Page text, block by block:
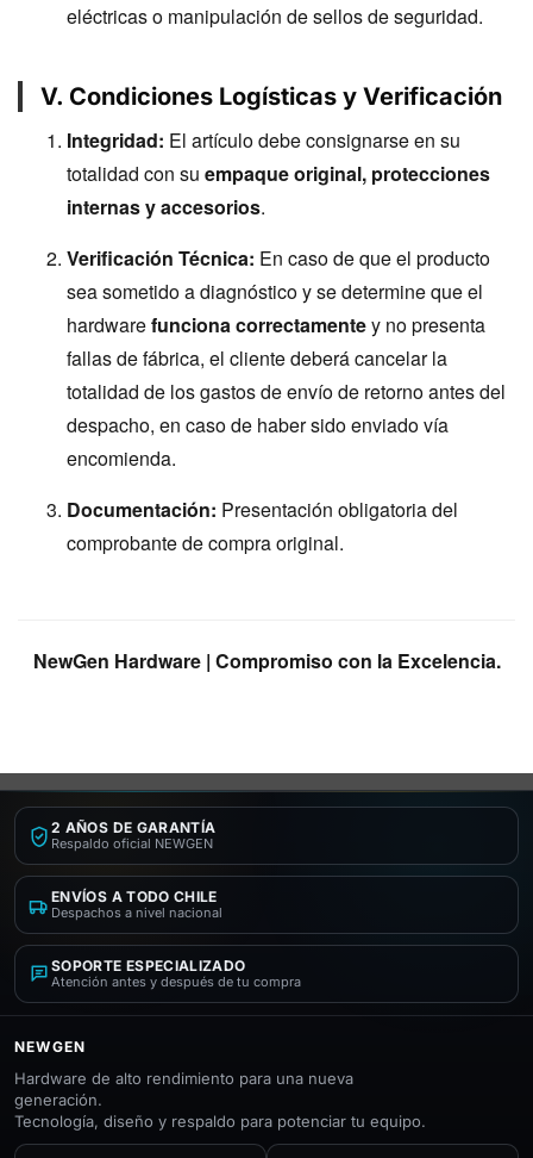
eléctricas o manipulación de sellos de seguridad.
V. Condiciones Logísticas y Verificación
Integridad: El artículo debe consignarse en su
totalidad con su empaque original, protecciones
internas y accesorios.
Verificación Técnica: En caso de que el producto
sea sometido a diagnóstico y se determine que el
hardwarefunciona correctamentey no presenta
fallas de fábrica, el cliente deberá cancelar la
totalidad de los gastos de envío de retorno antes del
despacho, en caso de haber sido enviado vía
encomienda.
Documentación: Presentación obligatoria del
comprobante de compra original.
NewGen Hardware | Compromiso con la Excelencia.
2 AÑOS DE GARANTÍA
Respaldo oficial NEWGEN
ENVÍOS A TODO CHILE
Despachos a nivel nacional
SOPORTE ESPECIALIZADO
Atención antes y después de tu compra
NEWGEN
Hardware de alto rendimiento para una nueva
generación.
Tecnología, diseño y respaldo para potenciar tu equipo.